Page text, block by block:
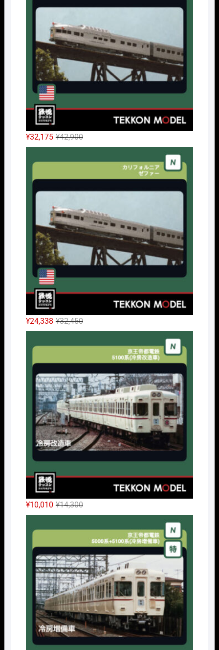
¥42,900元
の
価
で
し
た。
¥32,175
現
在
の
¥32,175
で
す。
¥32,450元
の
価
¥32,450
で
し
た。
¥24,338
現
在
の
は
¥24,338
で
す。
¥14,300元
の
価
¥14,300
で
し
た。
¥10,010
現
在
の
は
¥10,010
で
す。